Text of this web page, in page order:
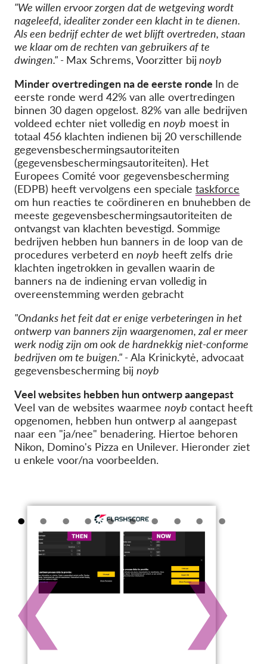
"We willen ervoor zorgen dat de wetgeving wordt
nageleefd, idealiter zonder een klacht in te dienen.
Als een bedrijf echter de wet blijft overtreden, staan
we klaar om de rechten van gebruikers af te
dwingen." - Max Schrems, Voorzitter bijnoyb
Minder overtredingen na de eerste ronde In de
eerste ronde werd 42% van alle overtredingen
binnen 30 dagen opgelost. 82% van alle bedrijven
voldeed echter niet volledig en noyb moest in
totaal 456 klachten indienen bij 20 verschillende
gegevensbeschermingsautoriteiten
(gegevensbeschermingsautoriteiten). Het
Europees Comité voor gegevensbescherming
(EDPB) heeft vervolgens een speciale taskforce
om hun reacties te coördineren en bnuhebben de
meeste gegevensbeschermingsautoriteiten de
ontvangst van klachten bevestigd. Sommige
bedrijven hebben hun banners in de loop van de
procedures verbeterd en noyb heeft zelfs drie
klachten ingetrokken in gevallen waarin de
banners na de indiening ervan volledig in
overeenstemming werden gebracht
"Ondanks het feit dat er enige verbeteringen in het
ontwerp van banners zijn waargenomen, zal er meer
werk nodig zijn om ook de hardnekkig niet-conforme
bedrijven om te buigen." -Ala Krinickytė, advocaat
gegevensbescherming bij noyb
Veel websites hebben hun ontwerp aangepast
Veel van de websites waarmee noyb contact heeft
opgenomen, hebben hun ontwerp al aangepast
naar een "ja/nee" benadering. Hiertoe behoren
Nikon, Domino's Pizza en Unilever. Hieronder ziet
u enkele voor/na voorbeelden.